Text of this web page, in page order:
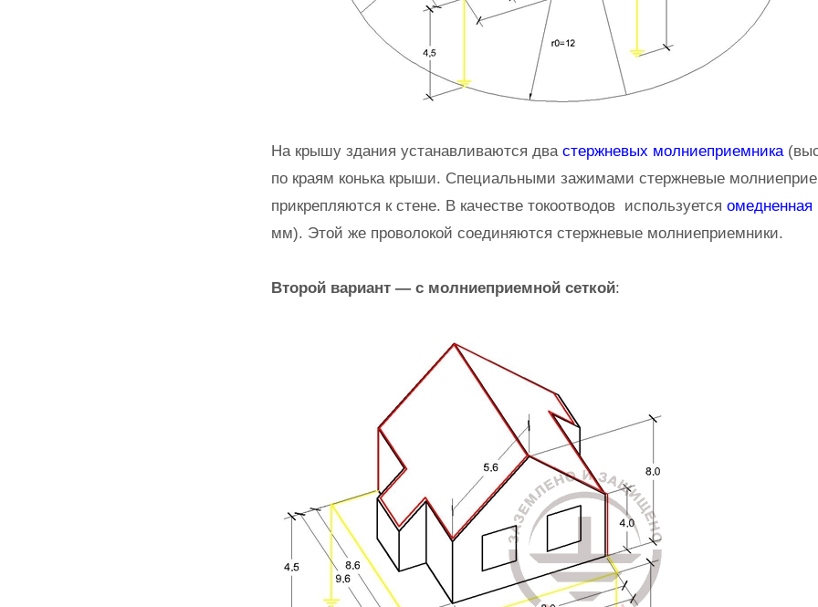
На крышу здания устанавливаются два стержневых молниеприемника
по краям конька крыши. Специальными зажимами стержневые
прикрепляются к стене. В качестве токоотводов используется омедненная
мм). Этой же проволокой соединяются стержневые молниеприемники.
Второй вариант — с молниеприемной сеткой: